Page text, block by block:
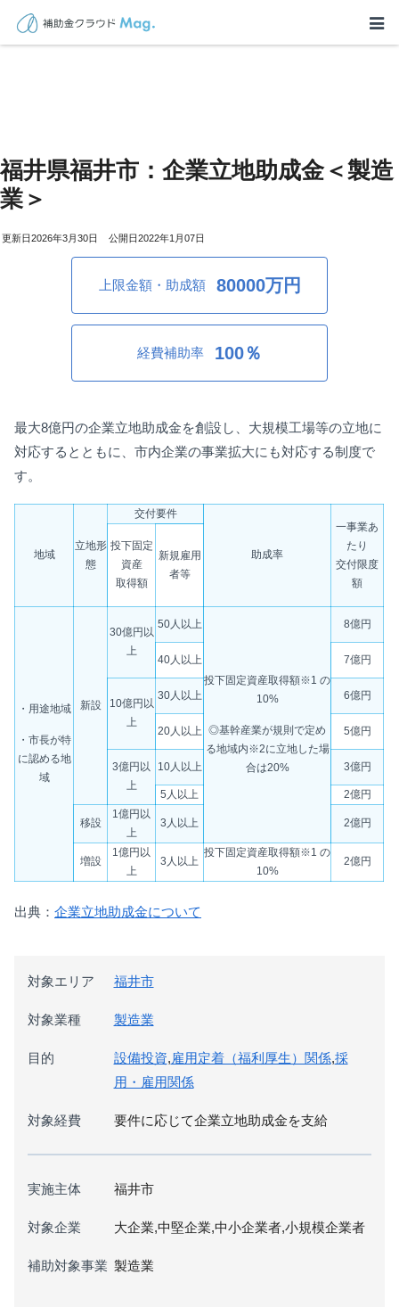
福井県福井市：企業立地助成金＜製造
業＞
2026年3月30日 2022年1月07日
上限金額・助成額 80000万円
経費補助率 100％
最大8億円の企業立地助成金を創設し、大規模工場等の立地に
対応するとともに、 市内企業の事業拡大にも対応する制度で
す。
地域
立地形
態
交付要件
助成率
一事業あ
たり
交付限度
額
投下固定
資産
取得額
新規雇用
者等
・用途地域
・市長が特
に認める地
域
新設
30億円以
上
50人以上
投下固定資産取得額※1 の
10%
◎基幹産業が規則で定め
る地域内※2に立地した場
合は20%
8億円
40人以上 7億円
10億円以
上
30人以上 6億円
20人以上 5億円
3億円以
上
10人以上 3億円
5人以上 2億円
移設
1億円以
上
3人以上 2億円
増設
1億円以
上
3人以上
投下固定資産取得額※1 の
10%
2億円
出典： 企業立地助成金について
対象エリア 福井市
対象業種 製造業
目的 設備投資,雇用定着（福利厚生）関係,採
用・雇用関係
対象経費 要件に応じて企業立地助成金を支給
実施主体 福井市
対象企業 大企業,中堅企業,中小企業者,小規模企業者
補助対象事業 製造業